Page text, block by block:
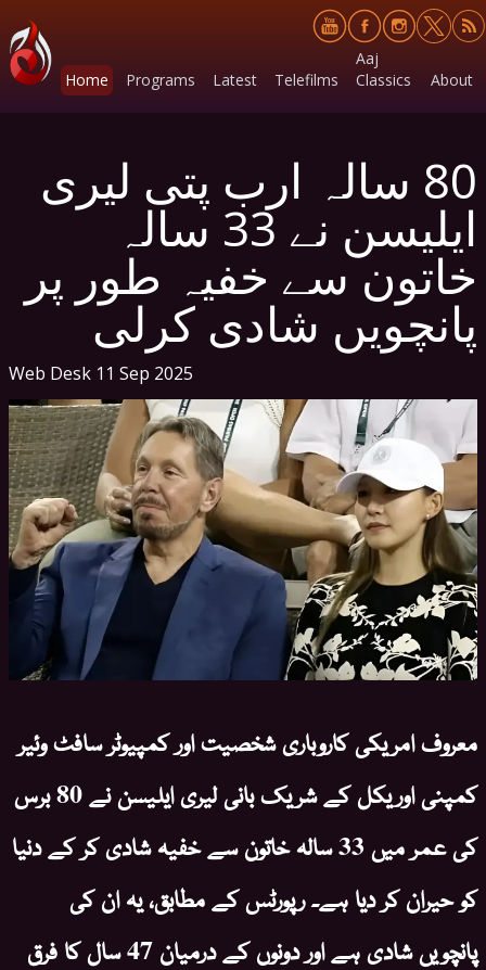
Home Programs Latest Telefilms
Aaj
Classics
About
80 سالہ ارب پتی لیری
ایلیسن نے 33 سالہ
خاتون سے خفیہ طور پر
پانچویں شادی کرلی
Web Desk 11 Sep 2025
معروف امریکی کاروباری شخصیت اور کمپیوٹر سافٹ وئیر
کمپنی اوریکل کے شریک بانی لیری ایلیسن نے 80 برس
کی عمر میں 33 سالہ خاتون سے خفیہ شادی کر کے دنیا
کو حیران کر دیا ہے۔ رپورٹس کے مطابق، یہ ان کی
پانچویں شادی ہے اور دونوں کے درمیان 47 سال کا فرق